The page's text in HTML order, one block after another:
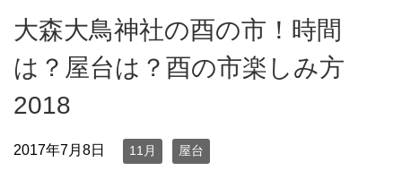
大森大鳥神社の酉の市！時間
は？屋台は？酉の市楽しみ方
2018
2017年7月8日 11月 屋台